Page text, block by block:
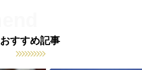
おすすめ記事